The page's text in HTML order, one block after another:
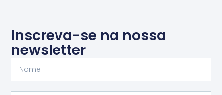
Inscreva-se na nossa
newsletter